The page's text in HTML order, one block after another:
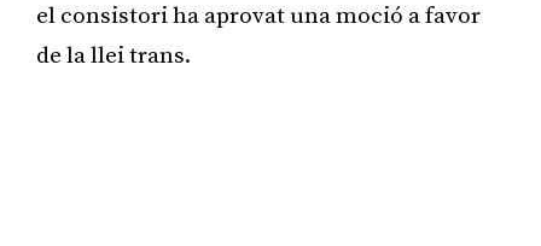
el consistori ha aprovat una moció a favor
de la llei trans.